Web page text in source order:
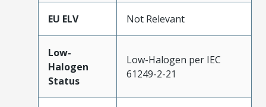
EU ELV Not Relevant
Low-
Halogen
Status
Low-Halogen per IEC
61249-2-21